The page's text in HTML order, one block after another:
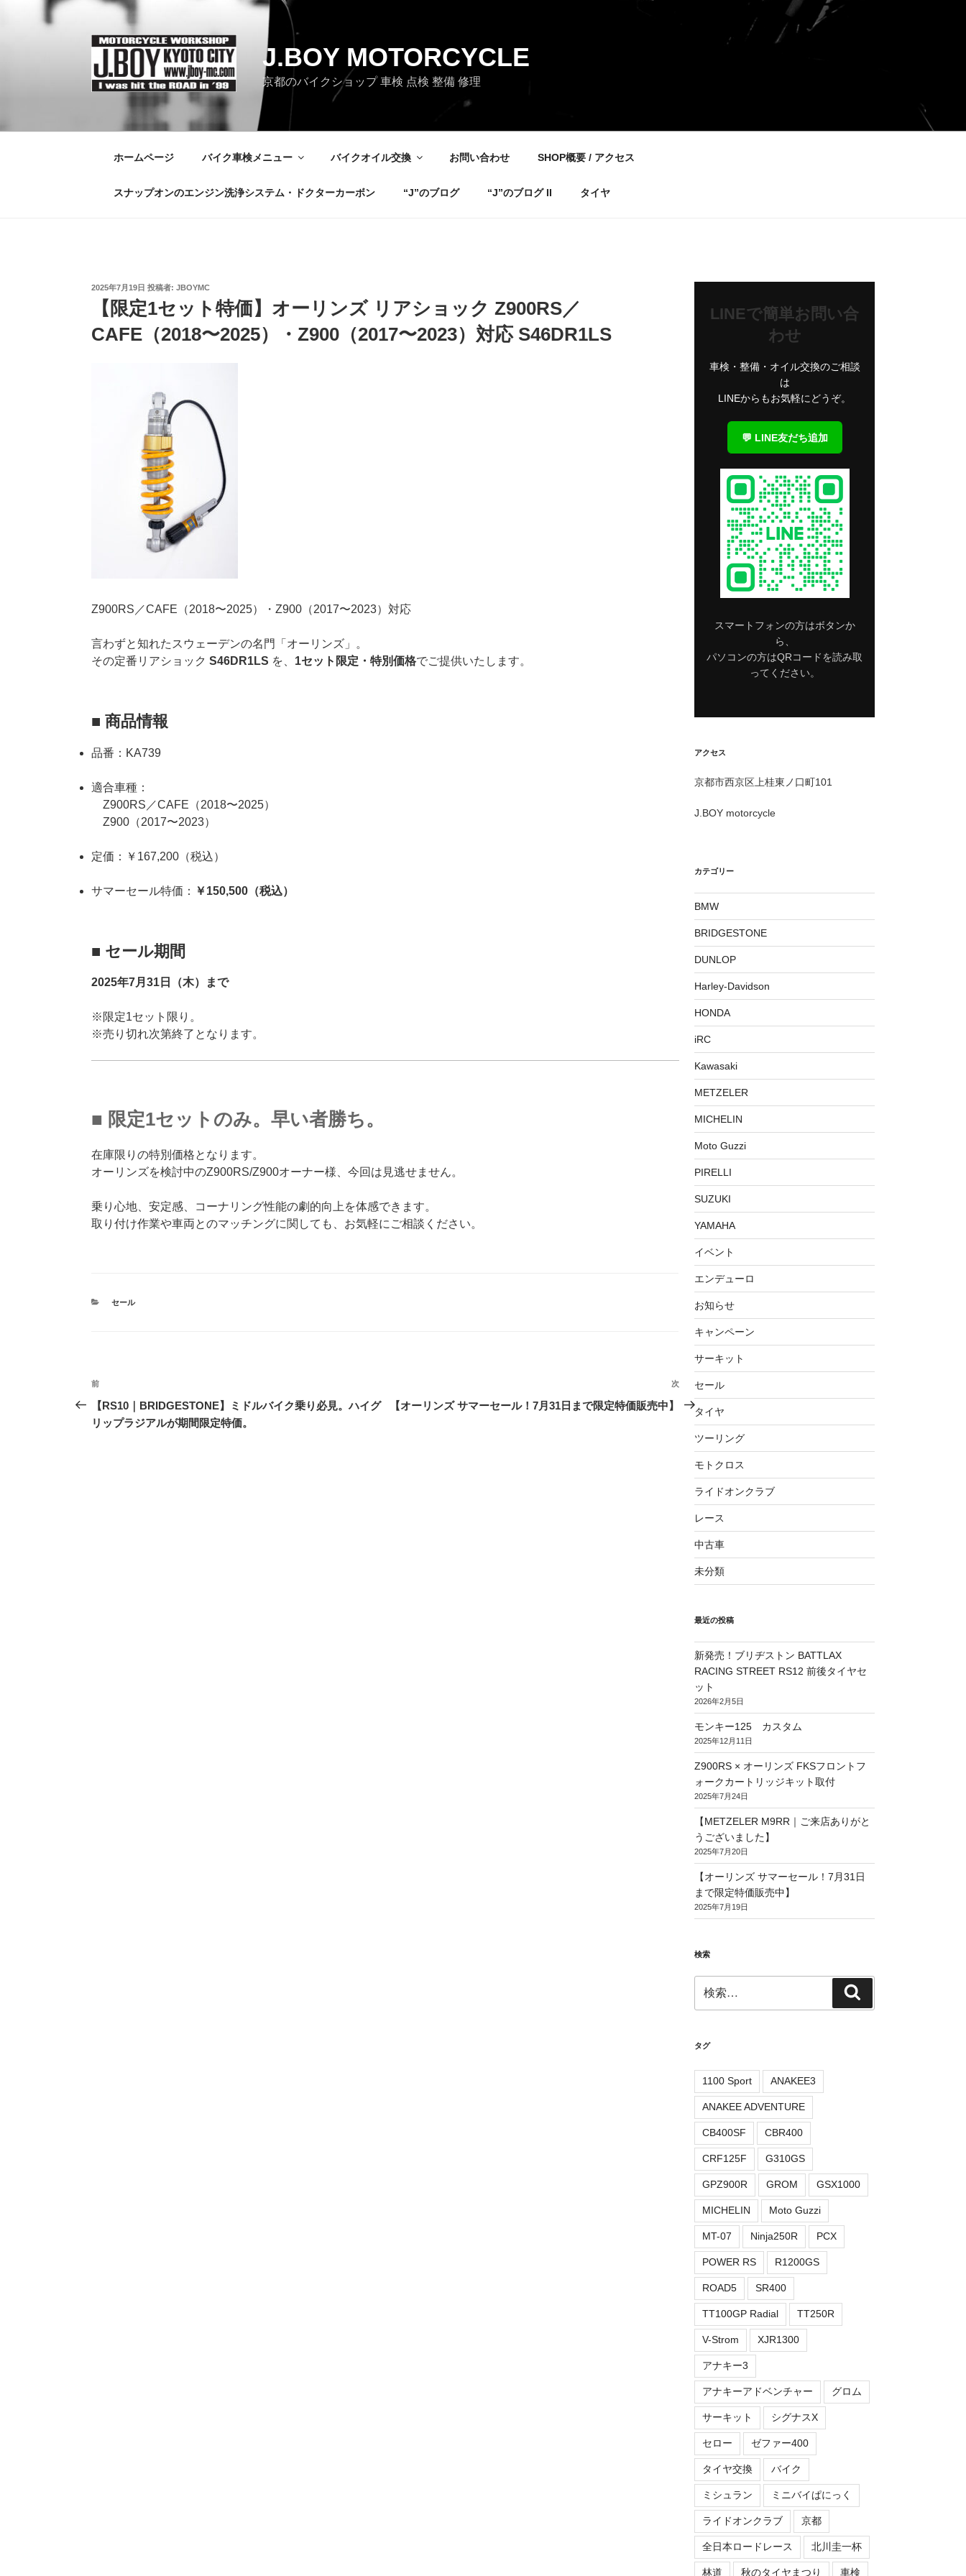
キ
J.BOY MOTORCYCLE
京都のバイクショップ 車検 点検 整備 修理
ホームページ バイク車検メニュー バイクオイル交換 お問い合わせ SHOP概要 / アクセス
スナップオンのエンジン洗浄システム・ドクターカーボン “J”のブログ “J”のブログ II タイヤ
投
2025年7月19日 投稿者: JBOYMC
【限定1セット特価】オーリンズ リアショック Z900RS／
CAFE（2018〜2025）・Z900（2017〜2023）対応 S46DR1LS
Z900RS／CAFE（2018〜2025）・Z900（2017〜2023）対応
言わずと知れたスウェーデンの名門「オーリンズ」。
その定番リアショック S46DR1LS を、 1セット限定・特別価格でご提供いたします。
■ 商品情報
品番：KA739
適合車種：
Z900RS／CAFE（2018〜2025）
Z900（2017〜2023）
定価：￥167,200（税込）
サマーセール特価： ￥150,500（税込）
■ セール期間
2025年7月31日（木）まで
※限定1セット限り。
※売り切れ次第終了となります。
■ 限定1セットのみ。早い者勝ち。
在庫限りの特別価格となります。
オーリンズを検討中のZ900RS/Z900オーナー様、今回は見逃せません。
乗り心地、安定感、コーナリング性能の劇的向上を体感できます。
取り付け作業や車両とのマッチングに関しても、お気軽にご相談ください。
カ
セール
投
稿
ナ
前
の
投
前
【RS10｜BRIDGESTONE】ミドルバイク乗り必見。ハイグ
リップラジアルが期間限定特価。
次
の
次
【オーリンズ サマーセール！7月31日まで限定特価販売中】
LINEで簡単お問い合
わせ
車検・整備・オイル交換のご相談
は
LINEからもお気軽にどうぞ。
💬 LINE友だち追加
スマートフォンの方はボタンか
ら、
パソコンの方はQRコードを読み取
ってください。
アクセス
京都市西京区上桂東ノ口町101
J.BOY motorcycle
カテゴリー
BMW
BRIDGESTONE
DUNLOP
Harley-Davidson
HONDA
iRC
Kawasaki
METZELER
MICHELIN
Moto Guzzi
PIRELLI
SUZUKI
YAMAHA
イベント
エンデューロ
お知らせ
キャンペーン
サーキット
セール
タイヤ
ツーリング
モトクロス
ライドオンクラブ
レース
中古車
未分類
最近の投稿
新発売！ブリヂストン BATTLAX
RACING STREET RS12 前後タイヤセ
ット
2026年2月5日
モンキー125 カスタム
2025年12月11日
Z900RS × オーリンズ FKSフロントフ
ォークカートリッジキット取付
2025年7月24日
【METZELER M9RR｜ご来店ありがと
うございました】
2025年7月20日
【オーリンズ サマーセール！7月31日
まで限定特価販売中】
2025年7月19日
検索
索:
索
タグ
1100 Sport ANAKEE3
ANAKEE ADVENTURE
CB400SF CBR400
CRF125F G310GS
GPZ900R GROM GSX1000
MICHELIN Moto Guzzi
MT-07 Ninja250R PCX
POWER RS R1200GS
ROAD5 SR400
TT100GP Radial TT250R
V-Strom XJR1300
アナキー3
アナキーアドベンチャー グロム
サーキット シグナスX
セロー ゼファー400
タイヤ交換 バイク
ミシュラン ミニバイぱにっく
ライドオンクラブ 京都
全日本ロードレース 北川圭一杯
林道 秋のタイヤまつり 車検